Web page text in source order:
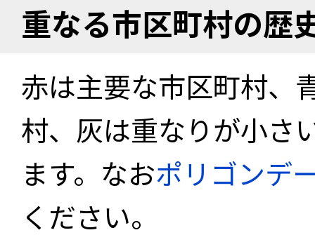
重なる市区町村の歴
赤は主要な市区町村、
村、灰は重なりが小さ
ます。なおポリゴンデ
ください。